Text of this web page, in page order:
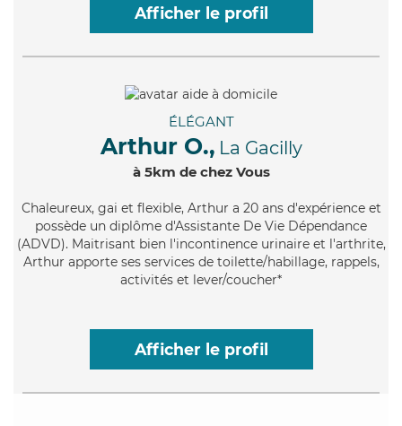
Afficher le profil
ÉLÉGANT
Arthur O., La Gacilly
à 5km de chez Vous
Chaleureux, gai et flexible, Arthur a 20 ans d'expérience et
possède un diplôme d'Assistante De Vie Dépendance
(ADVD). Maitrisant bien l'incontinence urinaire et l'arthrite,
Arthur apporte ses services de toilette/habillage, rappels,
activités et lever/coucher*
Afficher le profil